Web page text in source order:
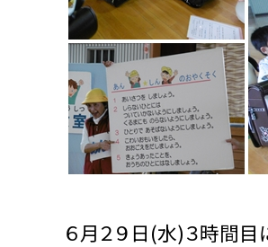
６月２９日(水)３時間